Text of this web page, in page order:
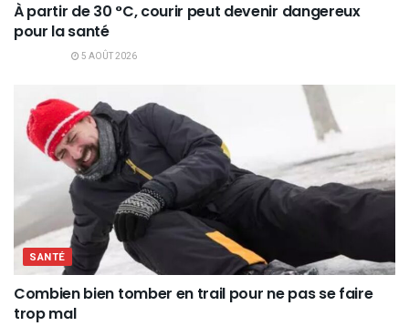
À partir de 30 °C, courir peut devenir dangereux
pour la santé
5 AOÛT 2026
SANTÉ
Combien bien tomber en trail pour ne pas se faire
trop mal